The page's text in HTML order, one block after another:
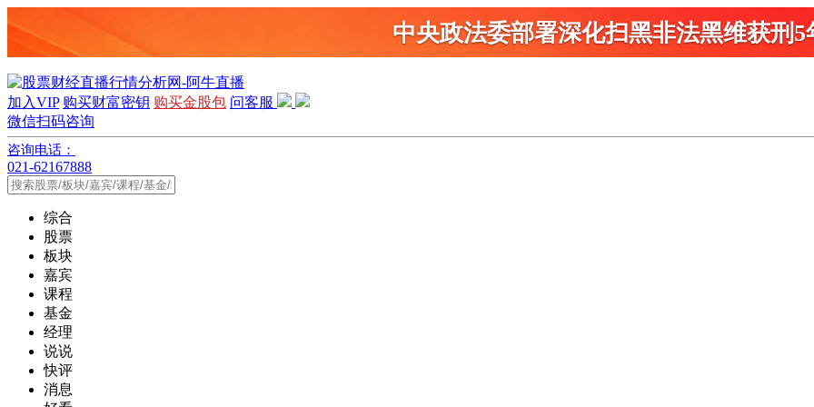
中央政法委部署深化扫黑非法黑维获刑5
加入VIP 购买财富密钥 购买金股包 问客服
微信扫码咨询
咨询电话：
021-62167888
综合
股票
板块
嘉宾
课程
基金
经理
说说
快评
消息